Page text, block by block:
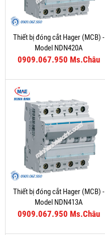
Thiết bị đóng cắt Hager (MCB) -
Model NDN420A
0909.067.950 Ms.Châu
Thiết bị đóng cắt Hager (MCB) -
Model NDN413A
0909.067.950 Ms.Châu